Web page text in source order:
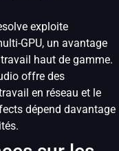
exploite
GPU, un avantage
haut de gamme.
offre des
en réseau et le
dépend davantage